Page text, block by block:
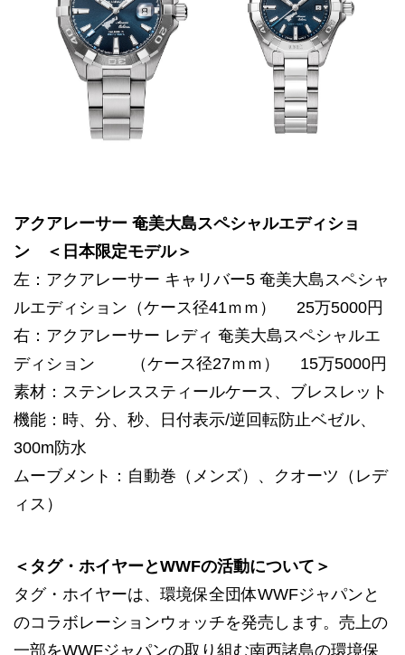
アクアレーサー 奄美大島スペシャルエディショ
ン ＜日本限定モデル＞
左：アクアレーサー キャリバー5 奄美大島スペシャ
ルエディション（ケース径41ｍｍ） 25万5000円
右：アクアレーサー レディ 奄美大島スペシャルエ
ディション （ケース径27ｍｍ） 15万5000円
素材：ステンレススティールケース、ブレスレット
機能：時、分、秒、日付表示/逆回転防止ベゼル、
300m防水
ムーブメント：自動巻（メンズ）、クオーツ（レデ
ィス）
＜タグ・ホイヤーとWWFの活動について＞
タグ・ホイヤーは、環境保全団体WWFジャパンと
のコラボレーションウォッチを発売します。売上の
一部をWWFジャパンの取り組む南西諸島の環境保